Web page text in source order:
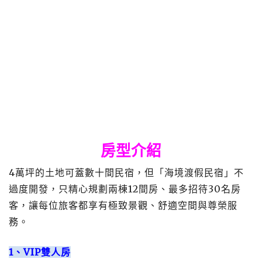
房型介紹
4萬坪的土地可蓋數十間民宿，但「海境渡假民宿」不
過度開發，只精心規劃兩棟12間房、最多招待30名房
客，讓每位旅客都享有極致景觀、舒適空間與尊榮服
務。
1、VIP雙人房